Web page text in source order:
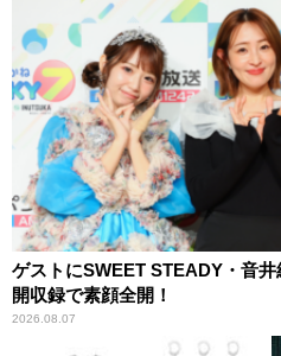
ゲストにSWEET STEADY・音
開収録で素顔全開！
2026.08.07